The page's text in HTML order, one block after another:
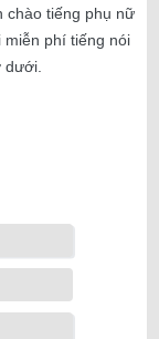
chào tiếng phụ nữ
miễn phí tiếng nói
dưới.